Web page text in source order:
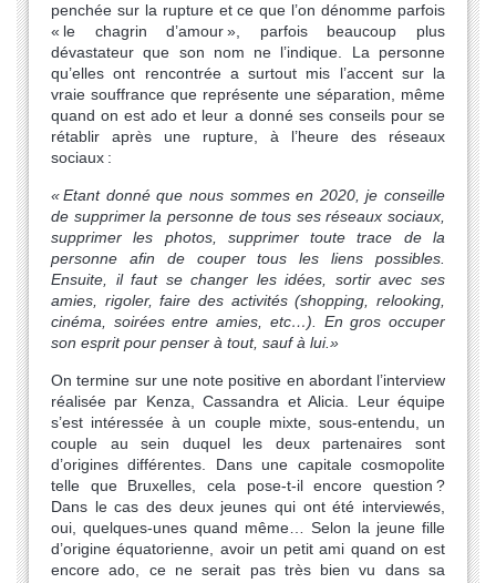
penchée sur la rupture et ce que l’on dénomme parfois
« le chagrin d’amour », parfois beaucoup plus
dévastateur que son nom ne l’indique. La personne
qu’elles ont rencontrée a surtout mis l’accent sur la
vraie souffrance que représente une séparation, même
quand on est ado et leur a donné ses conseils pour se
rétablir après une rupture, à l’heure des réseaux
sociaux :
«Etant donné que nous sommes en 2020, je conseille
de supprimer la personne de tous ses réseaux sociaux,
supprimer les photos, supprimer toute trace de la
personne afin de couper tous les liens possibles.
Ensuite, il faut se changer les idées, sortir avec ses
amies, rigoler, faire des activités (shopping, relooking,
cinéma, soirées entre amies, etc…). En gros occuper
son esprit pour penser à tout, sauf à lui.»
On termine sur une note positive en abordant l’interview
réalisée par Kenza, Cassandra et Alicia. Leur équipe
s’est intéressée à un couple mixte, sous-entendu, un
couple au sein duquel les deux partenaires sont
d’origines différentes. Dans une capitale cosmopolite
telle que Bruxelles, cela pose-t-il encore question ?
Dans le cas des deux jeunes qui ont été interviewés,
oui, quelques-unes quand même… Selon la jeune fille
d’origine équatorienne, avoir un petit ami quand on est
encore ado, ce ne serait pas très bien vu dans sa